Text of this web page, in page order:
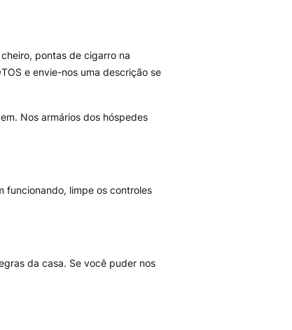
pontas de cigarro na
e envie-nos uma descrição se
Nos armários dos hóspedes
funcionando, limpe os controles
da casa. Se você puder nos